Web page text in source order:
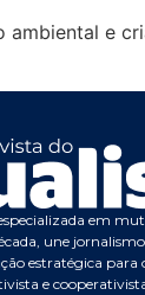
ambiental e
em
une
estratégica para
e